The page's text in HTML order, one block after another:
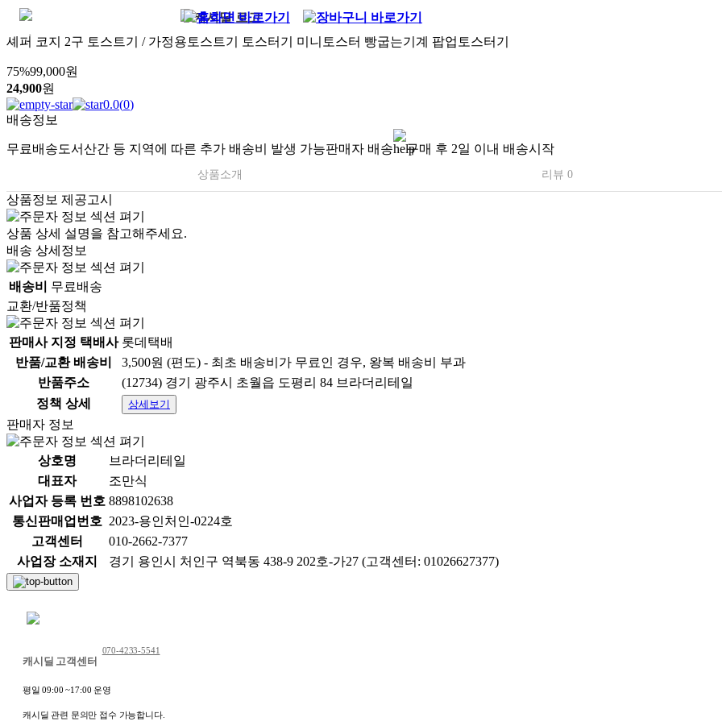
셰퍼 코지 2구 토스트기 / 가정용토스트기 토스터기 미니토스터 빵굽는기계 팝업토스터기
75%99,000원
24,900원
0.0(0)
배송정보
무료배송도서산간 등 지역에 따른 추가 배송비 발생 가능판매자 배송 구매 후 2일 이내 배송시작
상품소개 리뷰 0
상품정보 제공고시
상품 상세 설명을 참고해주세요.
배송 상세정보
배송비
무료배송
교환/반품정책
판매사 지정 택배사 롯데택배
반품/교환 배송비
3,500원 (편도) - 최초 배송비가 무료인 경우, 왕복 배송비 부과
반품주소
(12734) 경기 광주시 초월읍 도평리 84 브라더리테일
정책 상세
상세보기
판매자 정보
상호명
브라더리테일
대표자
조만식
사업자 등록 번호 8898102638
통신판매업번호 2023-용인처인-0224호
고객센터
010-2662-7377
사업장 소재지
경기 용인시 처인구 역북동 438-9 202호-가27 (고객센터: 01026627377)
캐시딜 고객센터
070-4233-5541
평일 09:00 ~17:00 운영
캐시딜 관련 문의만 접수 가능합니다.